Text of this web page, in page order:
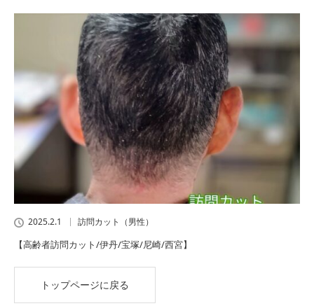
2025.2.1 訪問カット（男性）
【高齢者訪問カット/伊丹/宝塚/尼崎/西宮】
トップページに戻る